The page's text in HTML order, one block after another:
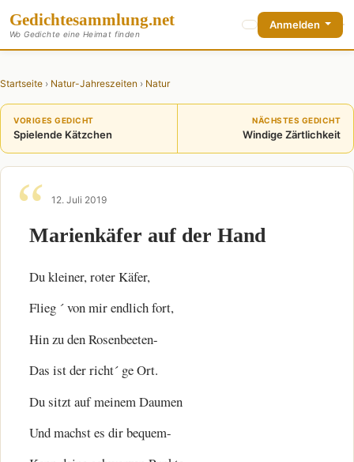
Gedichtesammlung.net
Wo Gedichte eine Heimat finden
Anmelden
Startseite › Natur-Jahreszeiten › Natur
VORIGES GEDICHT
Spielende Kätzchen
NÄCHSTES GEDICHT
Windige Zärtlichkeit
12. Juli 2019
Marienkäfer auf der Hand
Du kleiner, roter Käfer,
Flieg ´ von mir endlich fort,
Hin zu den Rosenbeeten-
Das ist der richt´ ge Ort.
Du sitzt auf meinem Daumen
Und machst es dir bequem-